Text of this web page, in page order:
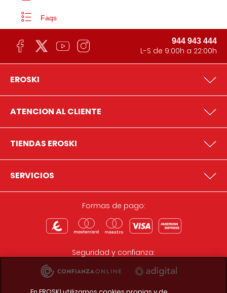
Faqs
944 943 444
L-S de 9:00h a 22:00h
EROSKI
ATENCION AL CLIENTE
TIENDAS EROSKI
SERVICIOS
Formas de pago:
Seguridad y confianza: